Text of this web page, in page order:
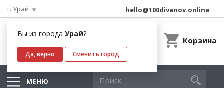
г. Урай
Вы из города Урай?
Да, верно Сменить город
hello@100divanov.online
Корзина
МЕНЮ